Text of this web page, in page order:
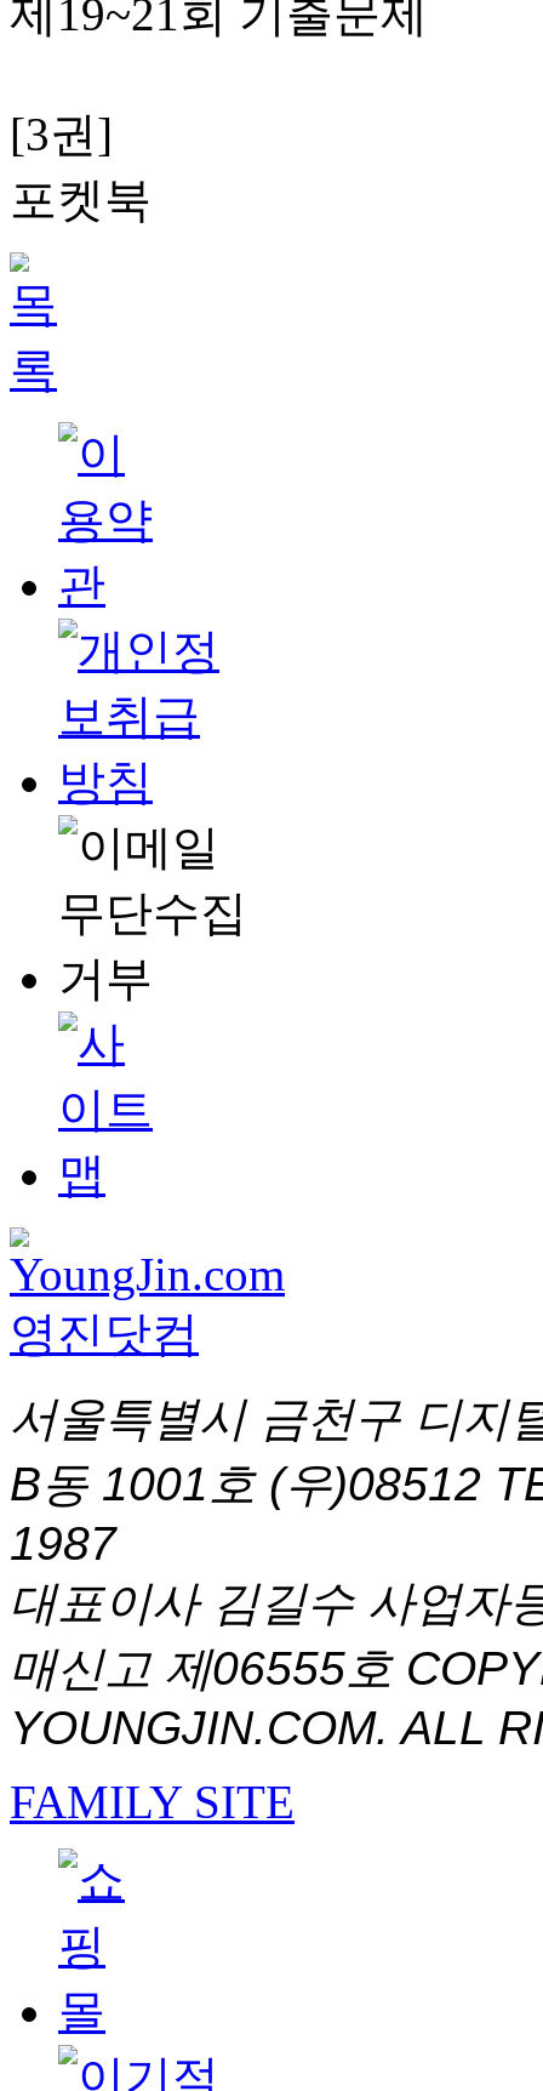
제19~21회 기출문제
[3권]
포켓북
서울특별시 금천구 디지
B동 1001호 (우)08512
1987
대표이사 김길수 사업자
매신고 제06555호
YOUNGJIN.COM. ALL
FAMILY SITE